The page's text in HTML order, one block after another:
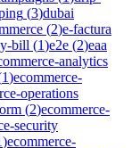
(3)dubai
(2)e-factura
bill (1)e2e (2)eaa
analytics
1)ecommerce-
operations
(2)ecommerce-
security
)ecommerce-